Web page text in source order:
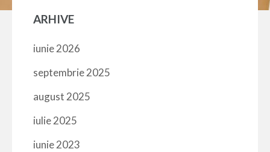
ARHIVE
iunie 2026
septembrie 2025
august 2025
iulie 2025
iunie 2023